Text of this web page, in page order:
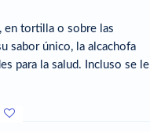
en tortilla o sobre las
sabor único, la alcachofa
para la salud. Incluso se le